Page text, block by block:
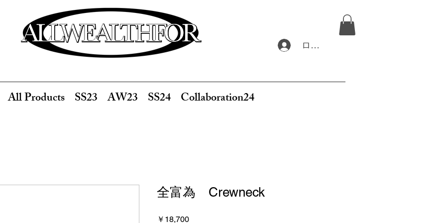
ログイン
All Products SS23 AW23 SS24 Collaboration24
全富為 Crewneck
￥18,700価